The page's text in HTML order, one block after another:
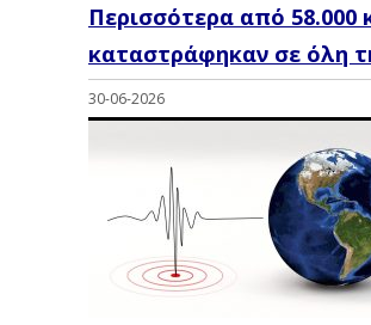
Περισσότερα από 58.000
καταστράφηκαν σε όλη
30-06-2026